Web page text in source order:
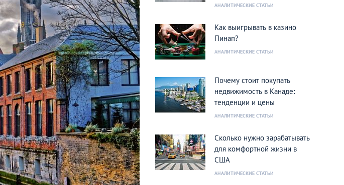
АНАЛИТИЧЕСКИЕ СТАТЬИ
Как выигрывать в казино
Пинап?
АНАЛИТИЧЕСКИЕ СТАТЬИ
Почему стоит покупать
недвижимость в Канаде:
тенденции и цены
АНАЛИТИЧЕСКИЕ СТАТЬИ
Сколько нужно зарабатывать
для комфортной жизни в
США
АНАЛИТИЧЕСКИЕ СТАТЬИ